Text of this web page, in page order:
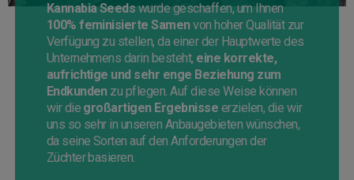
Kannabia Seedswurde geschaffen, um Ihnen
100% feminisierte Samenvon hoher Qualität zur
Verfügung zu stellen, da einer der Hauptwerte des
Unternehmens darin besteht, eine korrekte,
aufrichtige und sehr enge Beziehung zum
Endkundenzu pflegen. Auf diese Weise können
wir die großartigen Ergebnisse erzielen, die wir
uns so sehr in unseren Anbaugebieten wünschen,
da seine Sorten auf den Anforderungen der
Züchter basieren.